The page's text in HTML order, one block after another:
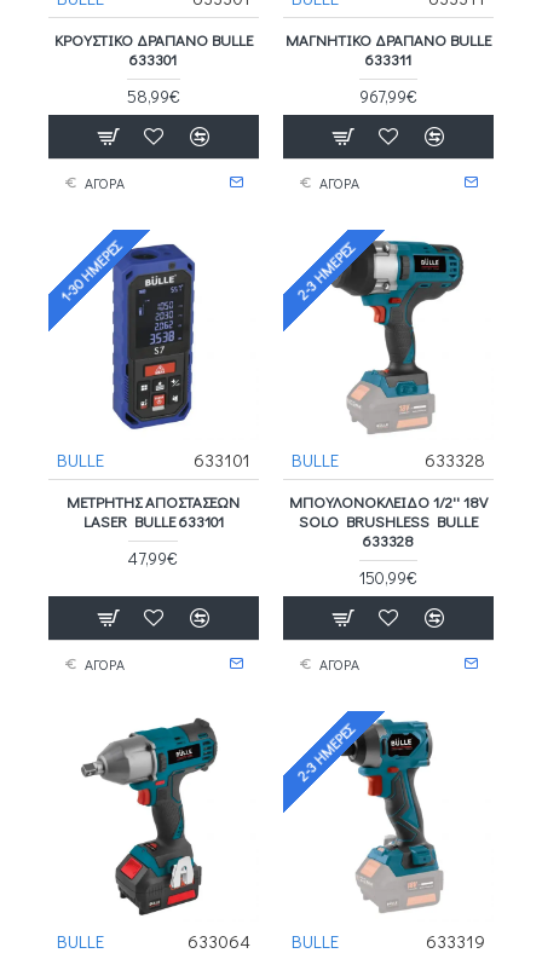
ΚΡΟΥΣΤΙΚΟ ΔΡΑΠΑΝΟ BULLE
633301
58,99€
ΑΓΟΡΑ
ΜΑΓΝΗΤΙΚΌ ΔΡΆΠΑΝΟ BULLE
633311
967,99€
ΑΓΟΡΑ
1-30 ΗΜΈΡΕΣ
BULLE 633101
ΜΕΤΡΗΤΗΣ ΑΠΟΣΤΑΣΕΩΝ
LASER BULLE 633101
47,99€
ΑΓΟΡΑ
2-3 ΗΜΈΡΕΣ
BULLE 633328
ΜΠΟΥΛΟΝΟΚΛΕΙΔΟ 1/2'' 18V
SOLO BRUSHLESS BULLE
633328
150,99€
ΑΓΟΡΑ
BULLE 633064
2-3 ΗΜΈΡΕΣ
BULLE 633319